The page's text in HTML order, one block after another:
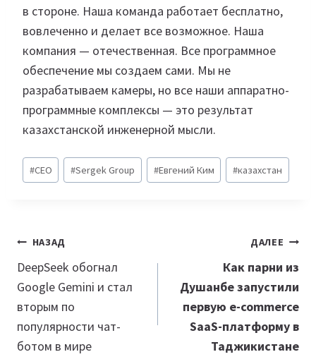
в стороне. Наша команда работает бесплатно,
вовлеченно и делает все возможное. Наша
компания — отечественная. Все программное
обеспечение мы создаем сами. Мы не
разрабатываем камеры, но все наши аппаратно-
программные комплексы — это результат
казахстанской инженерной мысли.
Метки
записи:
#CEO #Sergek Group #Евгений Ким #казахстан
Навигация
по
записям
НАЗАД
DeepSeek обогнал
Google Gemini и стал
вторым по
популярности чат-
ботом в мире
ДАЛЕЕ
Как парни из
Душанбе запустили
первую e-commerce
SaaS-платформу в
Таджикистане